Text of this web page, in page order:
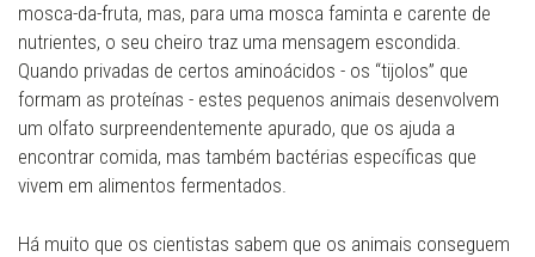
mosca-da-fruta, mas, para uma mosca faminta e carente de
nutrientes, o seu cheiro traz uma mensagem escondida.
Quando privadas de certos aminoácidos - os “tijolos” que
formam as proteínas - estes pequenos animais desenvolvem
um olfato surpreendentemente apurado, que os ajuda a
encontrar comida, mas também bactérias específicas que
vivem em alimentos fermentados.
Há muito que os cientistas sabem que os animais conseguem